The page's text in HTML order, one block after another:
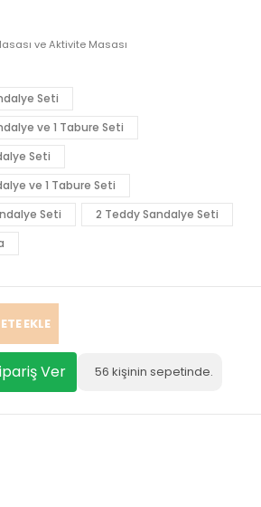
ve Aktivite Masası
Seti
ve 1 Tabure Seti
Seti
ve 1 Tabure Seti
Seti
2 Teddy Sandalye Seti
EKLE
Ver 56 kişinin sepetinde.